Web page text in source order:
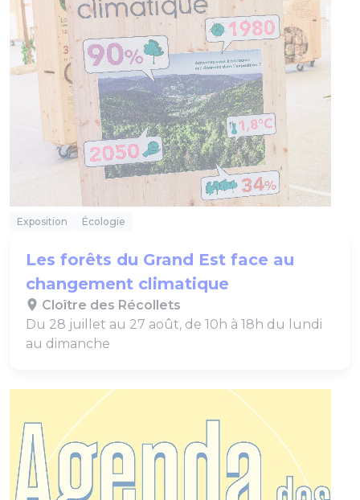
Exposition Écologie
Les forêts du Grand Est face au
changement climatique
Cloître des Récollets
Du 28 juillet au 27 août, de 10h à 18h du lundi
au dimanche